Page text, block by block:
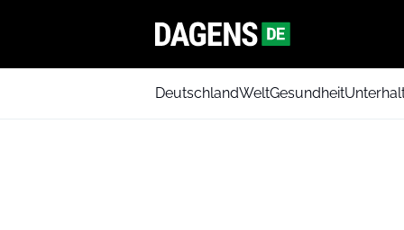
DeutschlandWeltGesundheit